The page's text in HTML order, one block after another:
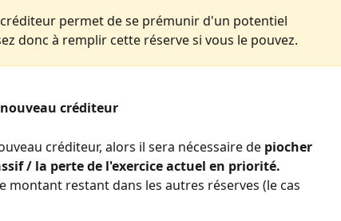
permet de se prémunir d'un potentiel
donc à remplir cette réserve si vous le pouvez.
créditeur
créditeur, alors il sera nécessaire de piocher
/ la perte de l'exercice actuel en priorité.
montant restant dans les autres réserves (le cas